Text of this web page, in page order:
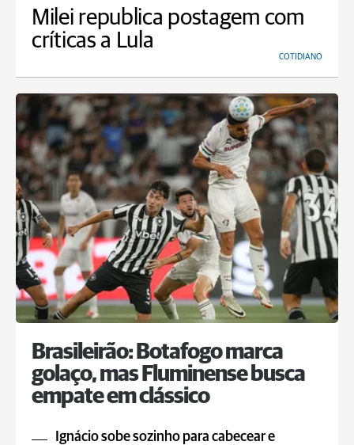
Milei republica postagem com
críticas a Lula
COTIDIANO
Brasileirão: Botafogo marca
golaço, mas Fluminense busca
empate em clássico
Ignácio sobe sozinho para cabecear e